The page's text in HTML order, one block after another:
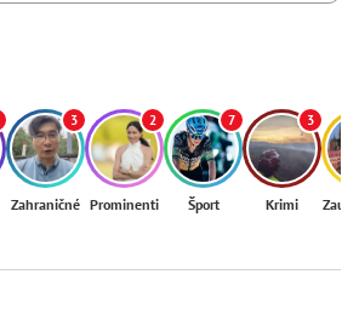
3
Zahraničné
2
Prominenti
7
Šport
3
Krimi